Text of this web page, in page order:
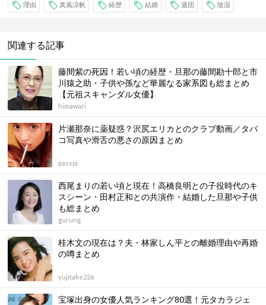
理由 真風涼帆 経歴 結婚 退団 陰湿
関連する記事
藤間紫の死因！若い頃の経歴・旦那の藤間勘十郎と市
川猿之助・子供や孫など華麗なる家系図も総まとめ
【元祖スキャンダル女優】
himawari
片瀬那奈に薬疑惑？沢尻エリカとのクラブ動画／タバ
コ写真や滑舌の悪さの原因まとめ
passpi
西尾まりの若い頃と現在！高橋良明との子役時代のキ
スシーン・田村正和との共演作・結婚した旦那や子供
も総まとめ
gurung
桂木文の現在は？夫・林家しん平との離婚理由や再婚
の噂まとめ
yujitake226
宝塚出身の女優人気ランキング80選！元タカラジェ